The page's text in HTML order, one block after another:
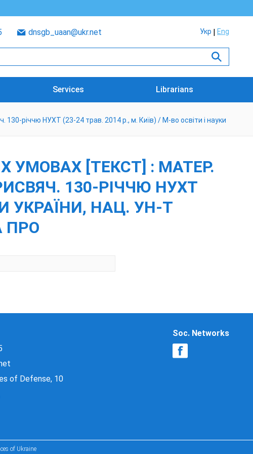
dnsgb_uaan@ukr.net Укр Eng
Services Librarians
130-річчю НУХТ (23-24 трав. 2014 р., м. Київ) / М-во освіти і науки
УМОВАХ [ТЕКСТ] : МАТЕР.
130-РІЧЧЮ НУХТ
УКРАЇНИ, НАЦ. УН-Т
ПРО
of Defense, 10
Soc. Networks
of Ukraine